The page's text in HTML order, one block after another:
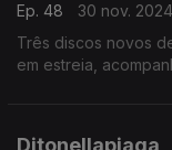
Ep. 48
30 nov. 2024
Três discos novos
em estreia,
Ditonellapiaga